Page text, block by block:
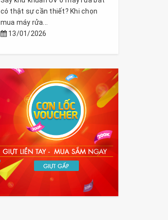
có thật sự cần thiết? Khi chọn
mua máy rửa...
13/01/2026